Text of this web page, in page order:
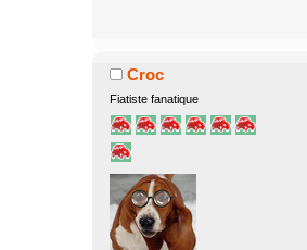
Croc
Fiatiste fanatique